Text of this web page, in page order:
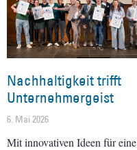
Nachhaltigkeit trifft
Unternehmergeist
6. Mai 2026
Mit innovativen Ideen für eine